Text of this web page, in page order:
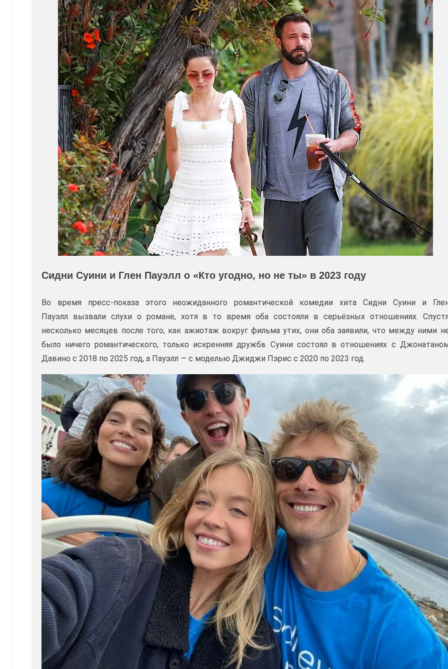
Сидни Суини и Глен Пауэлл о «Кто угодно, но не ты» в 2023 году
Во время пресс-показа этого неожиданного романтической комедии хита Сидни Суини и
Пауэлл вызвали слухи о романе, хотя в то время оба состояли в серьёзных отношениях.
несколько месяцев после того, как ажиотаж вокруг фильма утих, они оба заявили, что между ними
было ничего романтического, только искренняя дружба. Суини состоял в отношениях с
Давино с 2018 по 2025 год, а Пауэлл — с моделью Джиджи Пэрис с 2020 по 2023 год.